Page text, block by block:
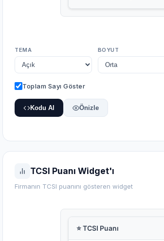
TEMA BOYUT
Toplam Sayı Göster
Kodu Al Önizle
TCSI Puanı Widget'ı
Firmanın TCSI puanını gösteren widget
⭐ TCSI Puanı